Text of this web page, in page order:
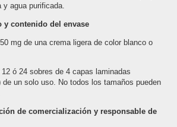
y agua purificada.
y contenido del envase
mg de una crema ligera de color blanco o
ó 24 sobres de 4 capas laminadas
un solo uso. No todos los tamaños pueden
de comercialización y responsable de